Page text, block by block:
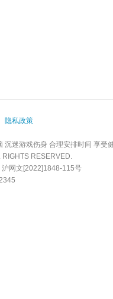
隐私政策
沉迷游戏伤身 合理安排时间 享受
RESERVED.
网文[2022]1848-115号